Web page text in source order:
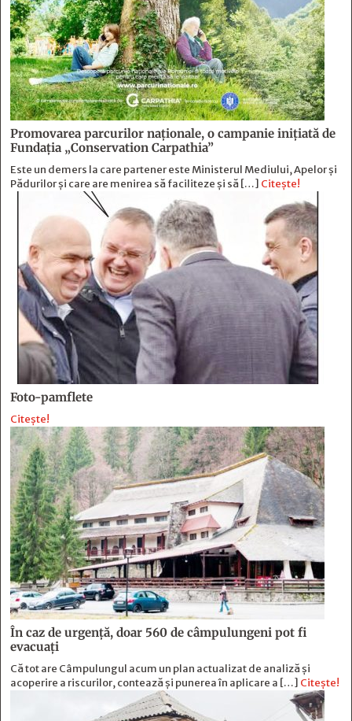
Promovarea parcurilor naționale, o campanie inițiată de
Fundația „Conservation Carpathia”
Este un demers la care partener este Ministerul Mediului, Apelor și
Pădurilor și care are menirea să faciliteze și să […] Citește!
Foto-pamflete
Citește!
În caz de urgență, doar 560 de câmpulungeni pot fi
evacuați
Că tot are Câmpulungul acum un plan actualizat de analiză și
acoperire a riscurilor, contează și punerea în aplicare a […] Citește!